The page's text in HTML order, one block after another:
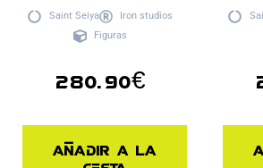
Saint Seiya
Iron studios
Figuras
280.90€
Añadir a la